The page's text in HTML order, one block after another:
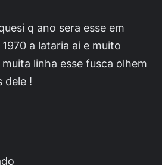
q ano sera esse em
a lataria ai e muito
linha esse fusca olhem
dele !